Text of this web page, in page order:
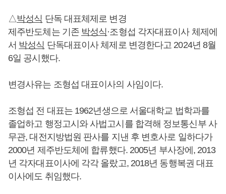
△ 박성식 단독 대표체제로 변경
제주반도체는 기존 박성식·조형섭 각자대표이사 체제에
서 박성식 단독대표이사 체제로 변경한다고 2024년 8월
6일 공시했다.
변경사유는 조형섭 대표이사의 사임이다.
조형섭 전 대표는 1962년생으로 서울대학교 법학과를
졸업하고 행정고시와 사법고시를 합격해 정보통신부 사
무관, 대전지방법원 판사를 지낸 후 변호사로 일하다가
2000년 제주반도체에 합류했다. 2005년 부사장에, 2013
년 각자대표이사에 각각 올랐고, 2018년 동행복권 대표
이사에도 취임했다.